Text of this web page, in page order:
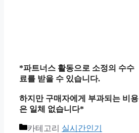
*파트너스 활동으로 소정의 수수
료를 받을 수 있습니다.
하지만 구매자에게 부과되는 비용
은 일체 없습니다*
카테고리 실시간인기